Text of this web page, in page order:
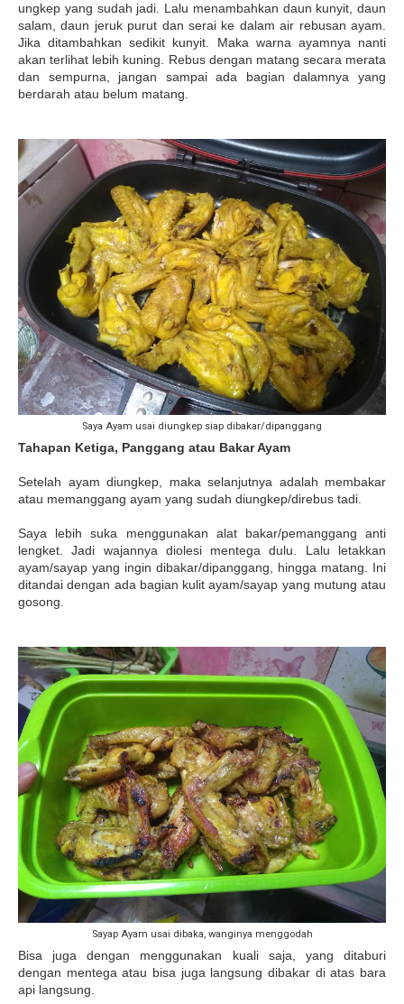
ungkep yang sudah jadi. Lalu menambahkan daun kunyit, daun
salam, daun jeruk purut dan serai ke dalam air rebusan ayam.
Jika ditambahkan sedikit kunyit. Maka warna ayamnya nanti
akan terlihat lebih kuning. Rebus dengan matang secara merata
dan sempurna, jangan sampai ada bagian dalamnya yang
berdarah atau belum matang.
Saya Ayam usai diungkep siap dibakar/dipanggang
Tahapan Ketiga, Panggang atau Bakar Ayam
Setelah ayam diungkep, maka selanjutnya adalah membakar
atau memanggang ayam yang sudah diungkep/direbus tadi.
Saya lebih suka menggunakan alat bakar/pemanggang anti
lengket. Jadi wajannya diolesi mentega dulu. Lalu letakkan
ayam/sayap yang ingin dibakar/dipanggang, hingga matang. Ini
ditandai dengan ada bagian kulit ayam/sayap yang mutung atau
gosong.
Sayap Ayam usai dibaka, wanginya menggodah
Bisa juga dengan menggunakan kuali saja, yang ditaburi
dengan mentega atau bisa juga langsung dibakar di atas bara
api langsung.